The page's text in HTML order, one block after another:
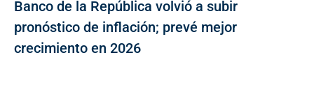
Banco de la República volvió a subir
pronóstico de inflación; prevé mejor
crecimiento en 2026